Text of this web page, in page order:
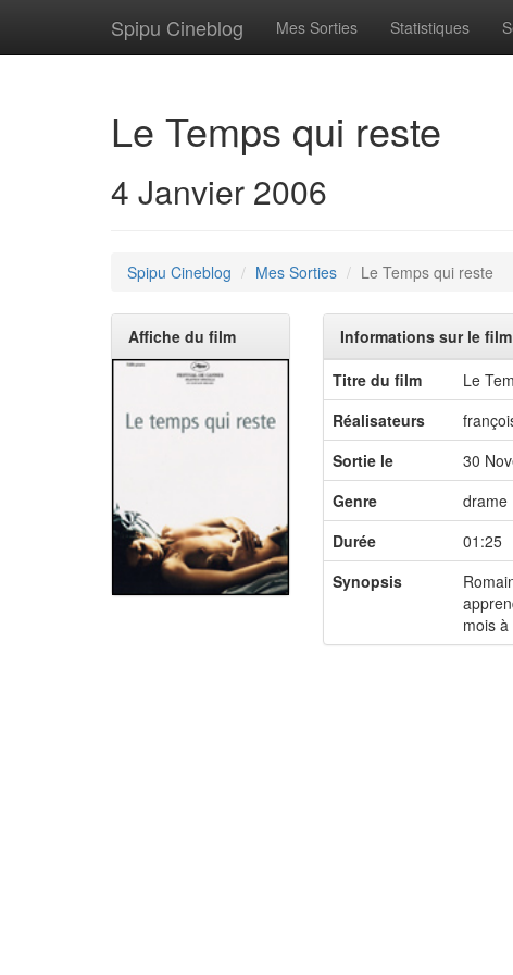
Spipu Cineblog Mes Sorties Statistiques
Le Temps qui reste
4 Janvier 2006
Spipu Cineblog Mes Sorties Le Temps qui reste
Affiche du film
Informations sur le film
Titre du film
Le
Réalisateurs
Sortie le
30
Genre
drame
Durée
01:25
Synopsis
mois à